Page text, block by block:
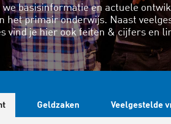
we basisinformatie en actuele
het primair onderwijs. Naast
vind je hier ook feiten & cijfers en
Geldzaken Veelgestelde